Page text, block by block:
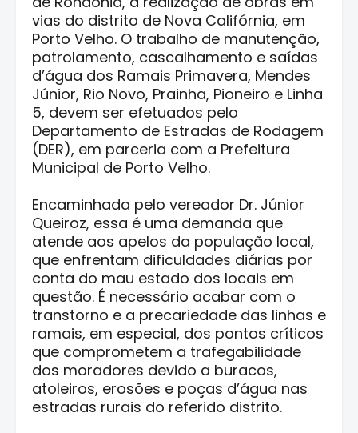
vias do distrito de Nova Califórnia, em
Porto Velho. O trabalho de manutenção,
patrolamento, cascalhamento e saídas
d’água dos Ramais Primavera, Mendes
Júnior, Rio Novo, Prainha, Pioneiro e Linha
5, devem ser efetuados pelo
Departamento de Estradas de Rodagem
(DER), em parceria com a Prefeitura
Municipal de Porto Velho.
Encaminhada pelo vereador Dr. Júnior
Queiroz, essa é uma demanda que
atende aos apelos da população local,
que enfrentam dificuldades diárias por
conta do mau estado dos locais em
questão. É necessário acabar com o
transtorno e a precariedade das linhas e
ramais, em especial, dos pontos críticos
que comprometem a trafegabilidade
dos moradores devido a buracos,
atoleiros, erosões e poças d’água nas
estradas rurais do referido distrito.